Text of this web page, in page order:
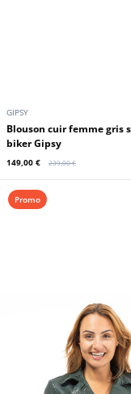
GIPSY
Blouson cuir femme gris style
biker Gipsy
149,00 € 239,00 €
Promo